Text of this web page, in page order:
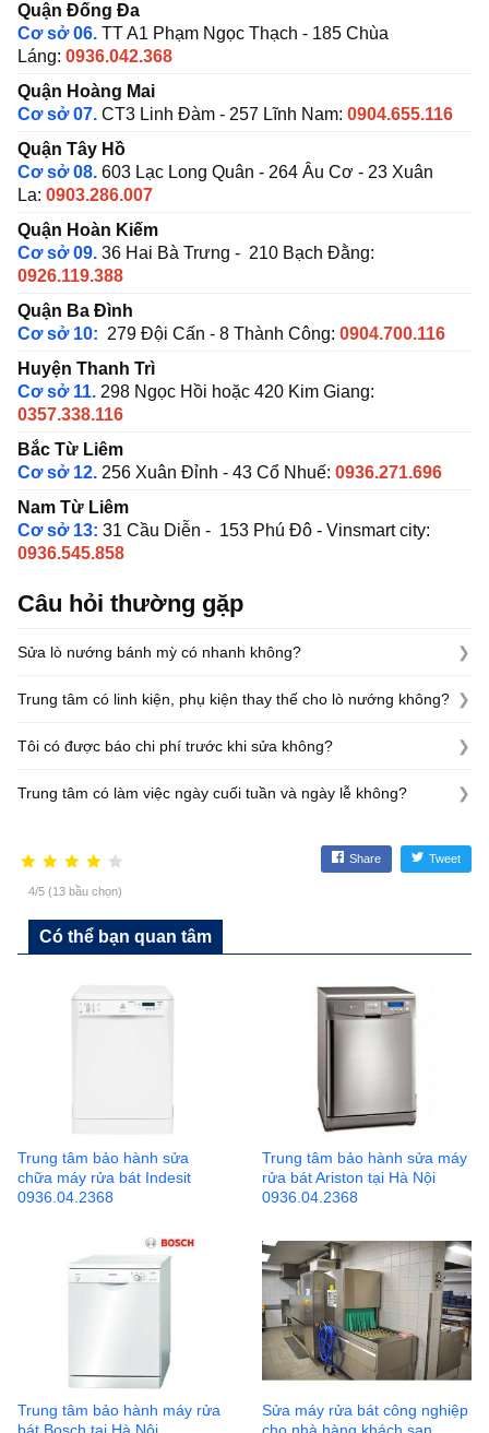
Quận Đống Đa
Cơ sở 06. TT A1 Phạm Ngọc Thạch - 185 Chùa
Láng: 0936.042.368
Quận Hoàng Mai
Cơ sở 07. CT3 Linh Đàm - 257 Lĩnh Nam: 0904.655.116
Quận Tây Hồ
Cơ sở 08. 603 Lạc Long Quân - 264 Âu Cơ - 23 Xuân
La: 0903.286.007
Quận Hoàn Kiếm
Cơ sở 09. 36 Hai Bà Trưng - 210 Bạch Đằng:
0926.119.388
Quận Ba Đình
Cơ sở 10: 279 Đội Cấn - 8 Thành Công: 0904.700.116
Huyện Thanh Trì
Cơ sở 11. 298 Ngọc Hồi hoặc 420 Kim Giang:
0357.338.116
Bắc Từ Liêm
Cơ sở 12. 256 Xuân Đỉnh - 43 Cổ Nhuế: 0936.271.696
Nam Từ Liêm
Cơ sở 13: 31 Cầu Diễn - 153 Phú Đô - Vinsmart city:
0936.545.858
Câu hỏi thường gặp
Sửa lò nướng bánh mỳ có nhanh không?
nướng trên thị trường. Đảm bảo sửa nhanh, sửa triệt để, uy
Trung tâm có linh kiện, phụ kiện thay thế cho lò nướng không?
hãng lò nướng trên thị trường.
Tôi có được báo chi phí trước khi sửa không?
máy.
Trung tâm có làm việc ngày cuối tuần và ngày lễ không?
làm việc 24/7 kể cả thứ 7, chủ nhật và các ngày lễ tết.
4/5 (13 bầu chọn)
Share Tweet
Có thể bạn quan tâm
Trung tâm bảo hành sửa
chữa máy rửa bát Indesit
0936.04.2368
Trung tâm bảo hành sửa máy
rửa bát Ariston tại Hà Nội
0936.04.2368
Trung tâm bảo hành máy rửa
Sửa máy rửa bát công nghiệp